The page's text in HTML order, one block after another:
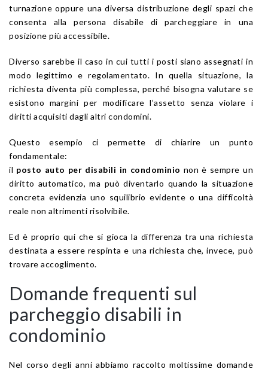
turnazione oppure una diversa distribuzione degli spazi che
consenta alla persona disabile di parcheggiare in una
posizione più accessibile.
Diverso sarebbe il caso in cui tutti i posti siano assegnati in
modo legittimo e regolamentato. In quella situazione, la
richiesta diventa più complessa, perché bisogna valutare se
esistono margini per modificare l’assetto senza violare i
diritti acquisiti dagli altri condomini.
Questo esempio ci permette di chiarire un punto
fondamentale:
il posto auto per disabili in condominio non è sempre un
diritto automatico, ma può diventarlo quando la situazione
concreta evidenzia uno squilibrio evidente o una difficoltà
reale non altrimenti risolvibile.
Ed è proprio qui che si gioca la differenza tra una richiesta
destinata a essere respinta e una richiesta che, invece, può
trovare accoglimento.
Domande frequenti sul
parcheggio disabili in
condominio
Nel corso degli anni abbiamo raccolto moltissime domande